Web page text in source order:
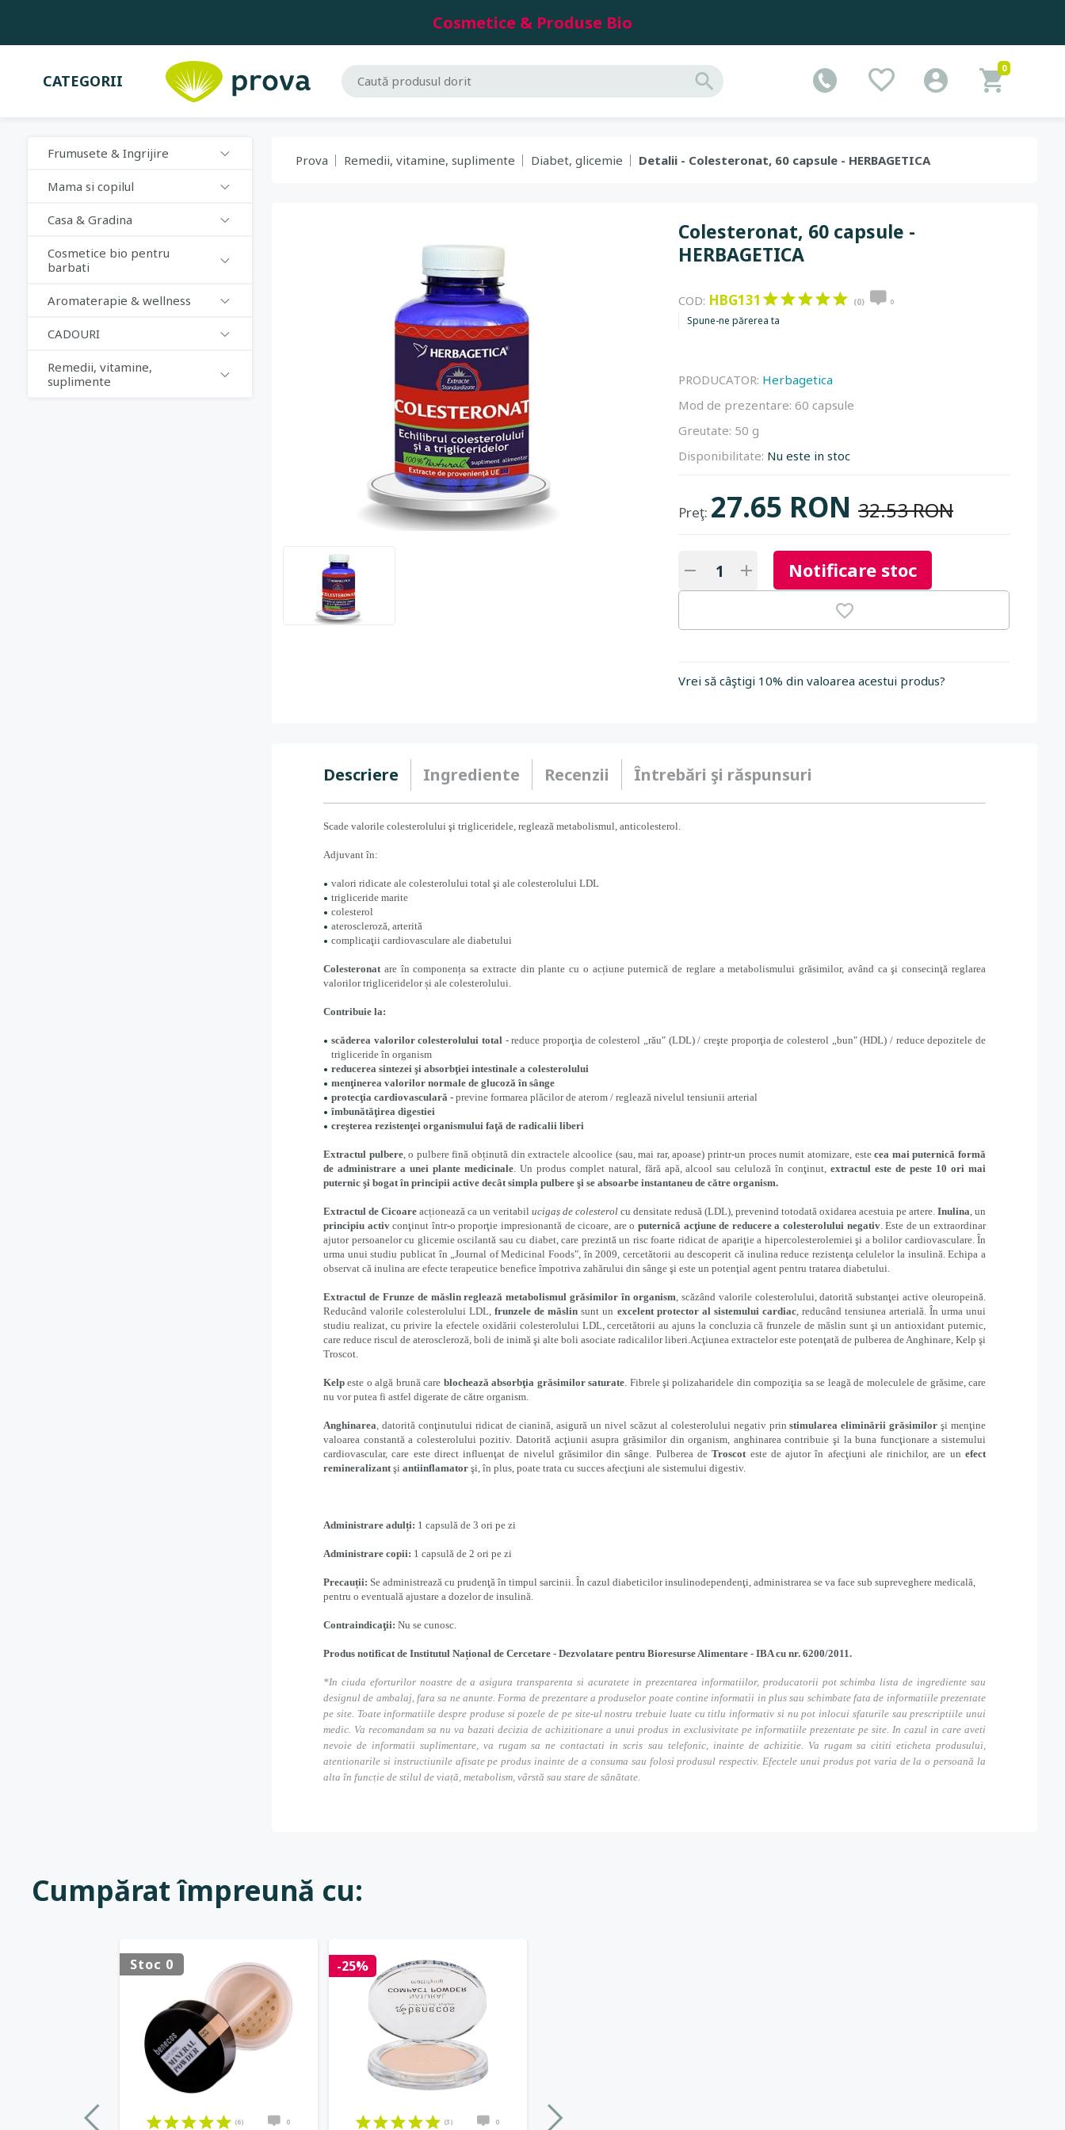
Cosmetice & Produse Bio
CATEGORII
0
Frumusete & Ingrijire
Mama si copilul
Casa & Gradina
Cosmetice bio pentru
barbati
Aromaterapie & wellness
CADOURI
Remedii, vitamine,
suplimente
Prova Remedii, vitamine, suplimente Diabet, glicemie Detalii - Colesteronat, 60 capsule - HERBAGETICA
Colesteronat, 60 capsule -
HERBAGETICA
COD: HBG131 (0) 0
Spune-ne părerea ta
PRODUCATOR: Herbagetica
Mod de prezentare: 60 capsule
Greutate: 50 g
Disponibilitate: Nu este in stoc
Preţ: 27.65 RON 32.53 RON
Notificare stoc
Vrei să câştigi 10% din valoarea acestui produs?
Descriere Ingrediente Recenzii Întrebări şi răspunsuri
Scade valorile colesterolului şi trigliceridele, reglează metabolismul, anticolesterol.
Adjuvant în:
valori ridicate ale colesterolului total şi ale colesterolului LDL
trigliceride marite
colesterol
ateroscleroză, arterită
complicaţii cardiovasculare ale diabetului
Colesteronatare în componența sa extracte din plante cu o acțiune puternică de reglare a metabolismului grăsimilor, având ca şi consecinţă reglarea
valorilor trigliceridelor și ale colesterolului.
Contribuie la:
scăderea valorilor colesterolului total - reduce proporţia de colesterol „rău" (LDL) / creşte proporţia de colesterol „bun" (HDL) / reduce depozitele de
trigliceride în organism
reducerea sintezei şi absorbţiei intestinale a colesterolului
menţinerea valorilor normale de glucoză în sânge
protecţia cardiovasculară - previne formarea plăcilor de aterom / reglează nivelul tensiunii arterial
îmbunătăţirea digestiei
creşterea rezistenţei organismului faţă de radicalii liberi
Extractul pulbere, o pulbere fină obținută din extractele alcoolice (sau, mai rar, apoase) printr-un proces numit atomizare, estecea mai puternică formă
de administrare a unei plante medicinale. Un produs complet natural, fără apă, alcool sau celuloză în conţinut,extractul este de peste 10 ori mai
puternic şi bogat în principii active decât simpla pulbere şi se absoarbe instantaneu de către organism.
Extractul de Cicoare acționează ca un veritabil ucigaș de colesterol cu densitate redusă (LDL), prevenind totodată oxidarea acestuia pe artere. Inulina, un
principiu activconţinut într-o proporţie impresionantă de cicoare, are oputernică acţiune de reducere a colesterolului negativ. Este de un extraordinar
ajutor persoanelor cu glicemie oscilantă sau cu diabet, care prezintă un risc foarte ridicat de apariţie a hipercolesterolemiei şi a bolilor cardiovasculare. În
urma unui studiu publicat în „Journal of Medicinal Foods", în 2009, cercetătorii au descoperit că inulina reduce rezistenţa celulelor la insulină. Echipa a
observat că inulina are efecte terapeutice benefice împotriva zahărului din sânge şi este un potenţial agent pentru tratarea diabetului.
Extractul de Frunze de măslin reglează metabolismul grăsimilor în organism, scăzând valorile colesterolului, datorită substanţei active oleuropeină.
Reducând valorile colesterolului LDL,frunzele de măslin sunt un excelent protector al sistemului cardiac, reducând tensiunea arterială. În urma unui
studiu realizat, cu privire la efectele oxidării colesterolului LDL, cercetătorii au ajuns la concluzia că frunzele de măslin sunt şi un antioxidant puternic,
care reduce riscul de ateroscleroză, boli de inimă şi alte boli asociate radicalilor liberi.Acţiunea extractelor este potenţată de pulberea de Anghinare, Kelp şi
Troscot.
Kelp este o algă brună care blochează absorbţia grăsimilor saturate. Fibrele şi polizaharidele din compoziţia sa se leagă de moleculele de grăsime, care
nu vor putea fi astfel digerate de către organism.
Anghinarea, datorită conţinutului ridicat de cianină, asigură un nivel scăzut al colesterolului negativ prinstimularea eliminării grăsimilor şi menţine
valoarea constantă a colesterolului pozitiv. Datorită acţiunii asupra grăsimilor din organism, anghinarea contribuie şi la buna funcţionare a sistemului
cardiovascular, care este direct influenţat de nivelul grăsimilor din sânge. Pulberea deTroscoteste de ajutor în afecţiuni ale rinichilor, are unefect
remineralizantşi antiinflamator şi, în plus, poate trata cu succes afecţiuni ale sistemului digestiv.
Administrare adulți: 1 capsulă de 3 ori pe zi
Administrare copii: 1 capsulă de 2 ori pe zi
Precauții: Se administrează cu prudenţă în timpul sarcinii. În cazul diabeticilor insulinodependenţi, administrarea se va face sub supreveghere medicală,
pentru o eventuală ajustare a dozelor de insulină.
Contraindicaţii: Nu se cunosc.
Produs notificat de Institutul Național de Cercetare - Dezvolatare pentru Bioresurse Alimentare - IBA cu nr. 6200/2011.
*In ciuda eforturilor noastre de a asigura transparenta si acuratete in prezentarea informatiilor, producatorii pot schimba lista de ingrediente sau
designul de ambalaj, fara sa ne anunte. Forma de prezentare a produselor poate contine informatii in plus sau schimbate fata de informatiile prezentate
pe site. Toate informatiile despre produse si pozele de pe site-ul nostru trebuie luate cu titlu informativ si nu pot inlocui sfaturile sau prescriptiile unui
medic. Va recomandam sa nu va bazati decizia de achizitionare a unui produs in exclusivitate pe informatiile prezentate pe site. In cazul in care aveti
nevoie de informatii suplimentare, va rugam sa ne contactati in scris sau telefonic, inainte de achizitie. Va rugam sa cititi eticheta produsului,
atentionarile si instructiunile afisate pe produs inainte de a consuma sau folosi produsul respectiv. Efectele unui produs pot varia de la o persoană la
alta în funcție de stilul de viață, metabolism, vârstă sau stare de sănătate.
Cumpărat împreună cu:
Stoc 0
(6) 0
-25%
(3) 0